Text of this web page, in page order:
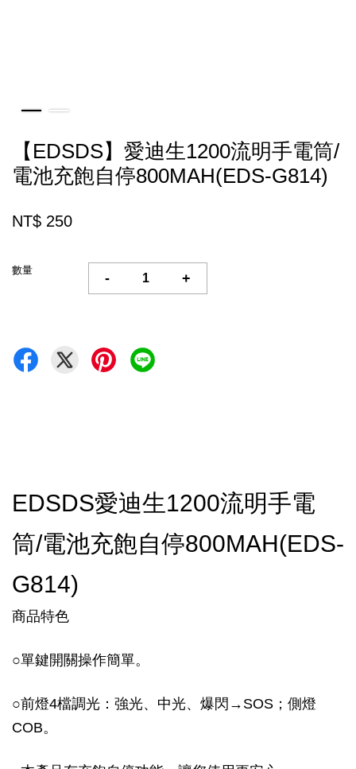
【EDSDS】愛迪生1200流明手電筒/
電池充飽自停800MAH(EDS-G814)
NT$ 250
數量
- +
EDSDS愛迪生1200流明手電
筒/電池充飽自停800MAH(EDS-
G814)
商品特色
○單鍵開關操作簡單。
○前燈4檔調光：強光、中光、爆閃→SOS；側燈
COB。